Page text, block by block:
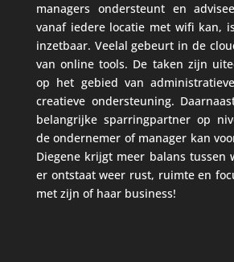
managers ondersteunt en
vanaf iedere locatie met wifi kan,
inzetbaar. Veelal gebeurt in de
van online tools. De taken zijn
op het gebied van
creatieve ondersteuning.
belangrijke sparringpartner op
de ondernemer of manager kan
Diegene krijgt meer balans tussen
er ontstaat weer rust, ruimte en
met zijn of haar business!